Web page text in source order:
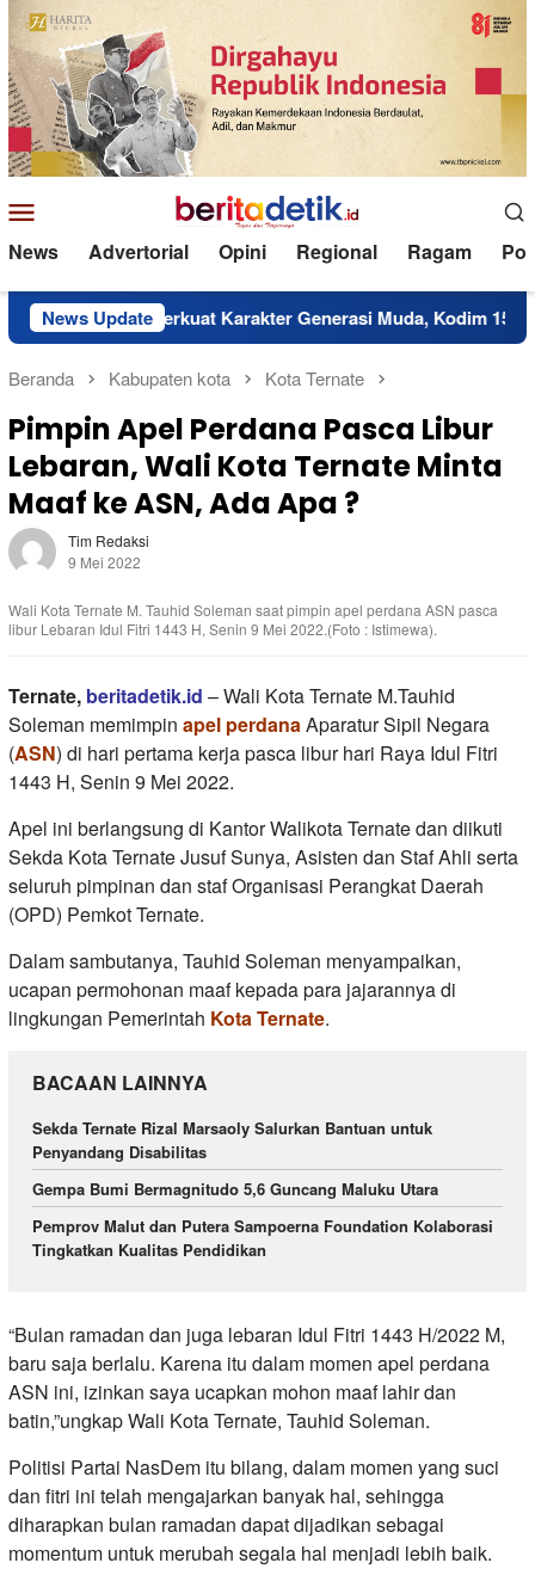
Loncat
ke
konten
Mobile
News Advertorial Opini Regional Ragam
News Update
Perkuat Karakter Generasi Muda, Kodim 1514/Morotai
Beranda Kabupaten kota Kota Ternate
Pimpin Apel Perdana Pasca Libur
Lebaran, Wali Kota Ternate Minta
Maaf ke ASN, Ada Apa ?
Tim Redaksi
9 Mei 2022
Wali Kota Ternate M. Tauhid Soleman saat pimpin apel perdana ASN pasca
libur Lebaran Idul Fitri 1443 H, Senin 9 Mei 2022.(Foto : Istimewa).
Ternate, beritadetik.id – Wali Kota Ternate M.Tauhid
Soleman memimpin apel perdanaAparatur Sipil Negara
(ASN) di hari pertama kerja pasca libur hari Raya Idul Fitri
1443 H, Senin 9 Mei 2022.
Apel ini berlangsung di Kantor Walikota Ternate dan diikuti
Sekda Kota Ternate Jusuf Sunya, Asisten dan Staf Ahli serta
seluruh pimpinan dan staf Organisasi Perangkat Daerah
(OPD) Pemkot Ternate.
Dalam sambutanya, Tauhid Soleman menyampaikan,
ucapan permohonan maaf kepada para jajarannya di
lingkungan Pemerintah Kota Ternate.
BACAAN LAINNYA
Sekda Ternate Rizal Marsaoly Salurkan Bantuan untuk
Penyandang Disabilitas
Gempa Bumi Bermagnitudo 5,6 Guncang Maluku Utara
Pemprov Malut dan Putera Sampoerna Foundation Kolaborasi
Tingkatkan Kualitas Pendidikan
“Bulan ramadan dan juga lebaran Idul Fitri 1443 H/2022 M,
baru saja berlalu. Karena itu dalam momen apel perdana
ASN ini, izinkan saya ucapkan mohon maaf lahir dan
batin,”ungkap Wali Kota Ternate, Tauhid Soleman.
Politisi Partai NasDem itu bilang, dalam momen yang suci
dan fitri ini telah mengajarkan banyak hal, sehingga
diharapkan bulan ramadan dapat dijadikan sebagai
momentum untuk merubah segala hal menjadi lebih baik.